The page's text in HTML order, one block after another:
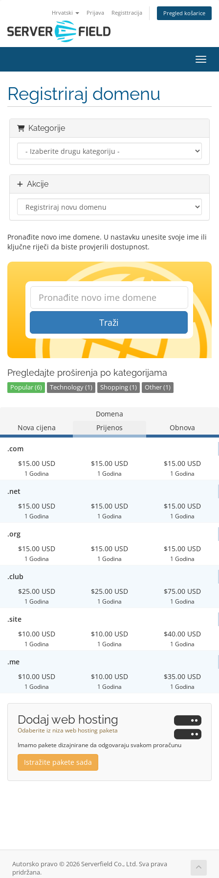
Hrvatski Prijava Registtracija Pregled košarice
Registriraj domenu
Kategorije
Akcije
Pronađite novo ime domene. U nastavku unesite svoje ime ili
ključne riječi da biste provjerili dostupnost.
Traži
Pregledajte proširenja po kategorijama
Popular (6) Technology (1) Shopping (1) Other (1)
Domena
Nova cijena
Prijenos Obnova
.com
$15.00 USD
1 Godina
$15.00 USD
1 Godina
$15.00 USD
1 Godina
.net
$15.00 USD
1 Godina
$15.00 USD
1 Godina
$15.00 USD
1 Godina
.org
$15.00 USD
1 Godina
$15.00 USD
1 Godina
$15.00 USD
1 Godina
.club
$25.00 USD
1 Godina
$25.00 USD
1 Godina
$75.00 USD
1 Godina
.site
$10.00 USD
1 Godina
$10.00 USD
1 Godina
$40.00 USD
1 Godina
.me
$10.00 USD
1 Godina
$10.00 USD
1 Godina
$35.00 USD
1 Godina
Dodaj web hosting
Odaberite iz niza web hosting paketa
Imamo pakete dizajnirane da odgovaraju svakom proračunu
Istražite pakete sada
Autorsko pravo © 2026 Serverfield Co., Ltd. Sva prava
pridržana.